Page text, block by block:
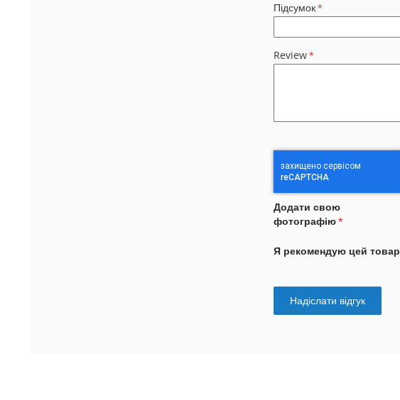
Підсумок
Review
Додати свою
фотографію
Я рекомендую цей товар
Надіслати відгук